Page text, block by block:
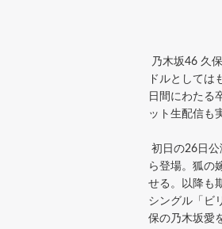
乃木坂46 久
ドルとして
日間にわたる
ット生配信も
初日の26日
ら登場。狐の
せる。以降も
シングル「ビ
保の乃木坂愛